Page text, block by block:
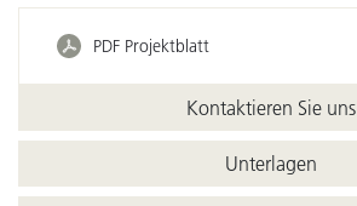
PDF Projektblatt
Kontaktieren Sie uns
Unterlagen